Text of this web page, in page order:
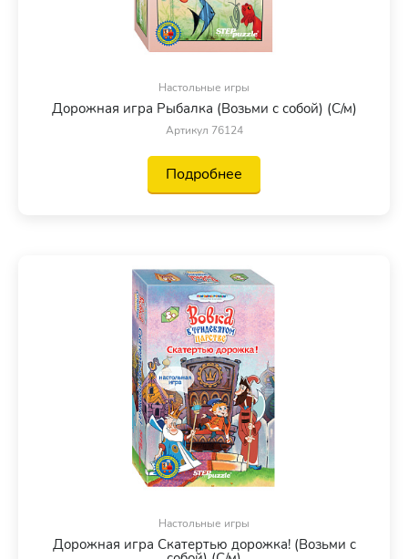
Настольные игры
Дорожная игра Рыбалка (Возьми с собой) (С/м)
Артикул 76124
Подробнее
Настольные игры
Дорожная игра Скатертью дорожка! (Возьми с